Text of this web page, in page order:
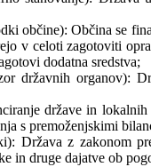
občine): Občina se
v celoti zagotoviti
dodatna sredstva;
državnih organov):
države in
s premoženjskimi
Država z zakonom
in druge dajatve ob